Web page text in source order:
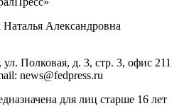
Александровна
Полковая, д. 3, стр. 3, офис 211
news@fedpress.ru
для лиц старше 16 лет